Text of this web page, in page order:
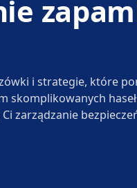
i strategie, które
skomplikowanych
zarządzanie